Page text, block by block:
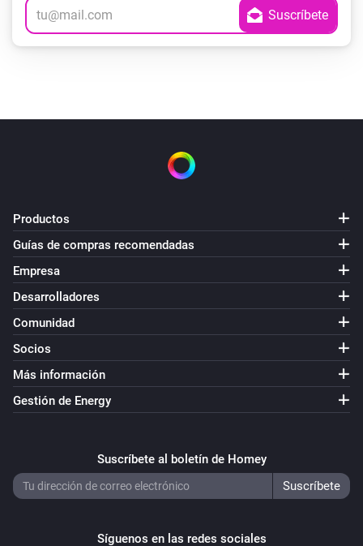
Productos
Guías de compras recomendadas
Empresa
Desarrolladores
Comunidad
Socios
Más información
Gestión de Energy
Suscríbete al boletín de Homey
Síguenos en las redes sociales